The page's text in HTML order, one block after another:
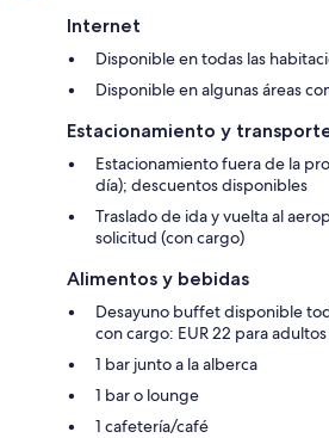
Internet
Disponible en todas las
Disponible en algunas áreas
Estacionamiento y
Estacionamiento fuera de la
día); descuentos disponibles
Traslado de ida y vuelta al
solicitud (con cargo)
Alimentos y bebidas
Desayuno buffet disponible
con cargo: EUR 22 para adultos
1 bar junto a la alberca
1 bar o lounge
1 cafetería/café